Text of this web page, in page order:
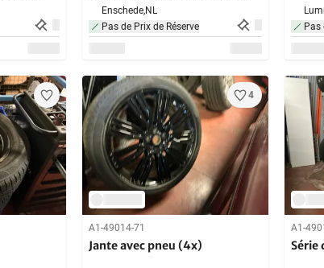
pour voitures particulières
avec refroidisseurs d’huile
Enschede,NL
Pas de Prix de Réserve
Pas
4
A1-49014-71
Jante avec pneu (4x)
A1-
Série